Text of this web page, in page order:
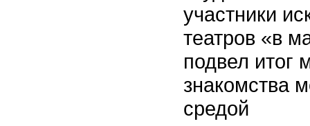
участники
театров «в
подвел итог
знакомства
средой